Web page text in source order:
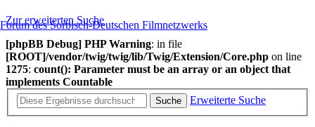
Forum des Sorbisch-Deutschen Filmnetzwerks
Zur erweiterten Suche
[phpBB Debug] PHP Warning: in file
[ROOT]/vendor/twig/twig/lib/Twig/Extension/Core.php on line
1275: count(): Parameter must be an array or an object that
implements Countable
Suche Erweiterte Suche